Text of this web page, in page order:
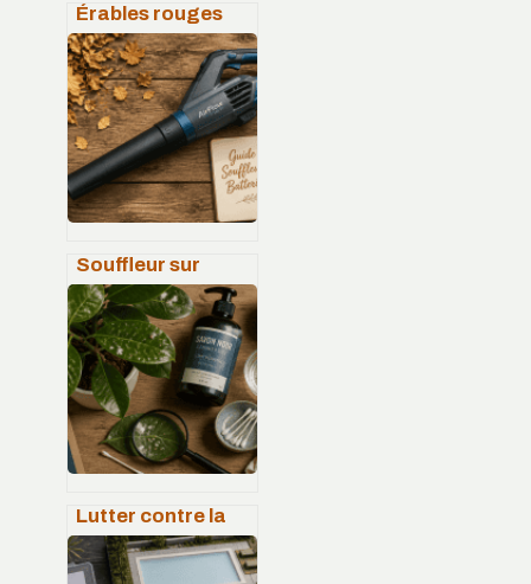
Érables rouges
japonais :
variétés,
plantation et
soins pour un
jardin d’exception
Souffleur sur
batterie : 3
critères
techniques pour
dompter les
feuilles mortes
sans effort
Lutter contre la
cochenille : 25°C,
l’alerte rouge et 4